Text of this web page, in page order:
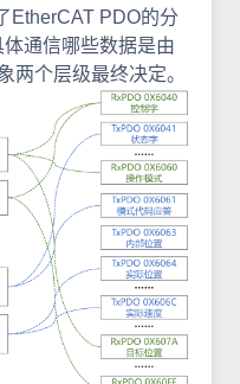
EtherCAT PDO的分
通信哪些数据是由
两个层级最终决定。